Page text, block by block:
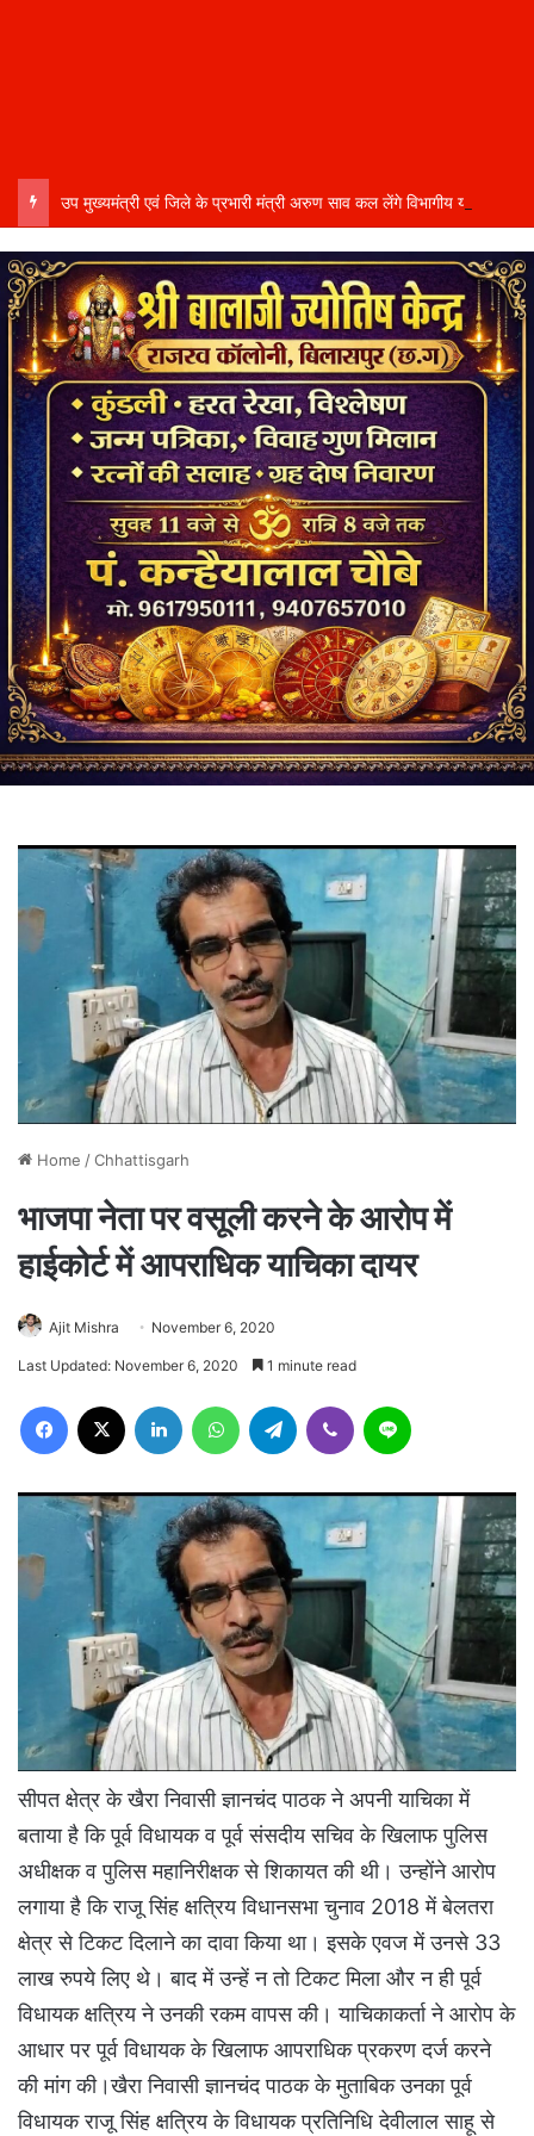
Home /Chhattisgarh
भाजपा नेता पर वसूली करने के आरोप में
हाईकोर्ट में आपराधिक याचिका दायर
Ajit Mishra November 6, 2020
Last Updated: November 6, 2020 1 minute read
Facebook LinkedIn WhatsAppTelegram Viber
सीपत क्षेत्र के खैरा निवासी ज्ञानचंद पाठक ने अपनी याचिका में
बताया है कि पूर्व विधायक व पूर्व संसदीय सचिव के खिलाफ पुलिस
अधीक्षक व पुलिस महानिरीक्षक से शिकायत की थी। उन्होंने आरोप
लगाया है कि राजू सिंह क्षत्रिय विधानसभा चुनाव 2018 में बेलतरा
क्षेत्र से टिकट दिलाने का दावा किया था। इसके एवज में उनसे 33
लाख रुपये लिए थे। बाद में उन्हें न तो टिकट मिला और न ही पूर्व
विधायक क्षत्रिय ने उनकी रकम वापस की। याचिकाकर्ता ने आरोप के
आधार पर पूर्व विधायक के खिलाफ आपराधिक प्रकरण दर्ज करने
की मांग की।खैरा निवासी ज्ञानचंद पाठक के मुताबिक उनका पूर्व
विधायक राजू सिंह क्षत्रिय के विधायक प्रतिनिधि देवीलाल साहू से